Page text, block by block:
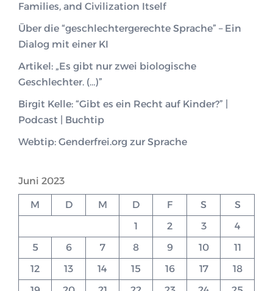
Families, and Civilization Itself
Über die “geschlechtergerechte Sprache” – Ein
Dialog mit einer KI
Artikel: „Es gibt nur zwei biologische
Geschlechter. (…)”
Birgit Kelle: “Gibt es ein Recht auf Kinder?” |
Podcast | Buchtip
Webtip: Genderfrei.org zur Sprache
Juni 2023
M D M D F S
S
1
2 3
4
5
6 7 8 9 10
11
12
13 14 15 16 17
18